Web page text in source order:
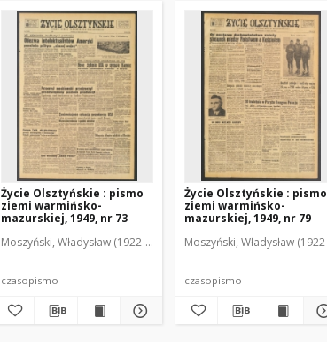
Życie Olsztyńskie : pismo
ziemi warmińsko-
mazurskiej, 1949, nr 73
Moszyński, Władysław (1922-2001). Red. Mroczkowski,
czasopismo
Życie Olsztyńskie : pismo
ziemi warmińsko-
mazurskiej, 1949, nr 79
Moszyński, Władysław
czasopismo